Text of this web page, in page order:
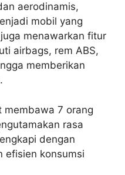
aerodinamis,
mobil yang
menawarkan fitur
airbags, rem ABS,
memberikan
membawa 7 orang
rasa
dengan
efisien konsumsi